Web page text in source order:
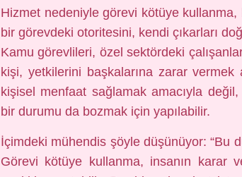
Hizmet nedeniyle görevi kötüye
bir görevdeki otoritesini, kendi çıkarları
Kamu görevlileri, özel sektördeki
kişi, yetkilerini başkalarına zarar vermek
kişisel menfaat sağlamak amacıyla
bir durumu da bozmak için yapılabilir.
İçimdeki mühendis şöyle düşünüyor: “Bu
Görevi kötüye kullanma, insanın karar